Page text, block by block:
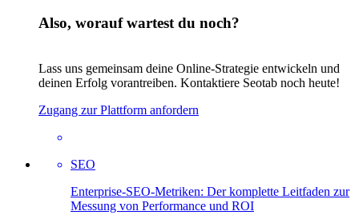
Also, worauf wartest du noch?
Lass uns gemeinsam deine Online-Strategie entwickeln und
deinen Erfolg vorantreiben. Kontaktiere Seotab noch heute!
Zugang zur Plattform anfordern
SEO
Enterprise-SEO-Metriken: Der komplette Leitfaden zur
Messung von Performance und ROI